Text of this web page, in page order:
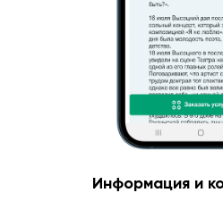
Информация и